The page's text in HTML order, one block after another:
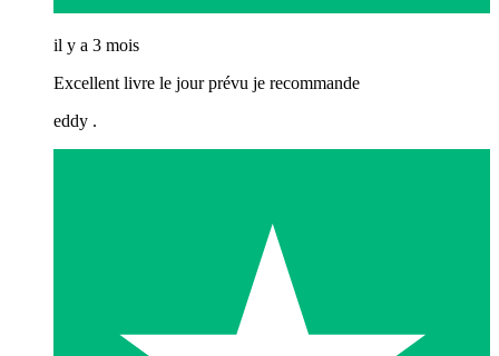
il y a 3 mois
Excellent livre le jour prévu je recommande
eddy .